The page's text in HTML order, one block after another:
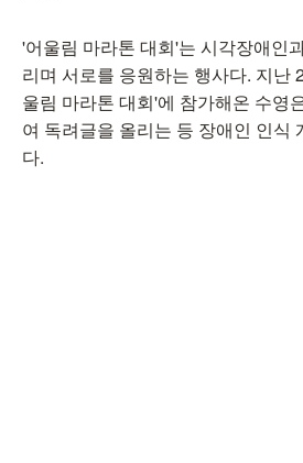
'어울림 마라톤 대회'는 시각장애인
리며 서로를 응원하는 행사다. 지난
울림 마라톤 대회'에 참가해온 수영
여 독려글을 올리는 등 장애인 인식
다.